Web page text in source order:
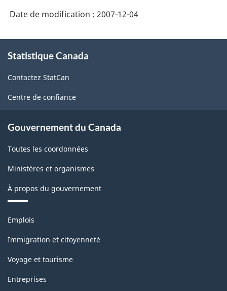
Date de modification : 2007-12-04
propos
ce
site
Statistique Canada
Contactez StatCan
Centre de confiance
Gouvernement du Canada
Toutes les coordonnées
Ministères et organismes
À propos du gouvernement
Thèmes
sujets
Emplois
Immigration et citoyenneté
Voyage et tourisme
Entreprises